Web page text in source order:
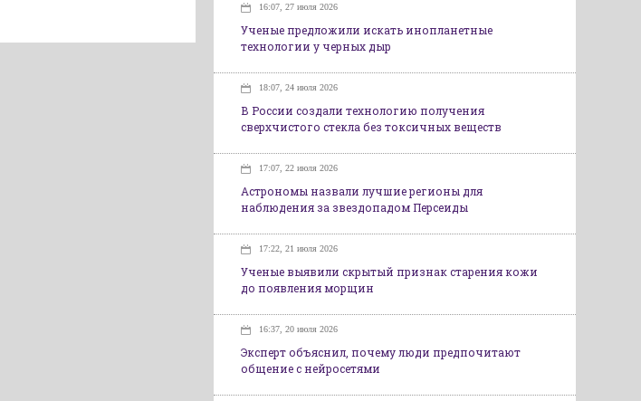
16:07, 27 июля 2026
Ученые предложили искать инопланетные
технологии у черных дыр
18:07, 24 июля 2026
В России создали технологию получения
сверхчистого стекла без токсичных веществ
17:07, 22 июля 2026
Астрономы назвали лучшие регионы для
наблюдения за звездопадом Персеиды
17:22, 21 июля 2026
Ученые выявили скрытый признак старения кожи
до появления морщин
16:37, 20 июля 2026
Эксперт объяснил, почему люди предпочитают
общение с нейросетями